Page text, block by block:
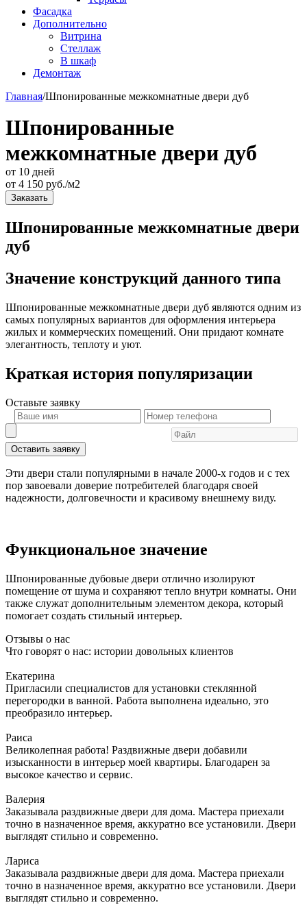
Фасадка
Дополнительно
Витрина
Стеллаж
В шкаф
Демонтаж
Главная/Шпонированные межкомнатные двери дуб
Шпонированные
межкомнатные двери дуб
от 10 дней
от 4 150 руб./м2
Заказать
Шпонированные межкомнатные двери
дуб
Значение конструкций данного типа
Шпонированные межкомнатные двери дуб являются одним из
самых популярных вариантов для оформления интерьера
жилых и коммерческих помещений. Они придают комнате
элегантность, теплоту и уют.
Краткая история популяризации
Оставьте заявку
Оставить заявку
Эти двери стали популярными в начале 2000-х годов и с тех
пор завоевали доверие потребителей благодаря своей
надежности, долговечности и красивому внешнему виду.
Функциональное значение
Шпонированные дубовые двери отлично изолируют
помещение от шума и сохраняют тепло внутри комнаты. Они
также служат дополнительным элементом декора, который
помогает создать стильный интерьер.
Отзывы о нас
Что говорят о нас: истории довольных клиентов
Екатерина
Пригласили специалистов для установки стеклянной
перегородки в ванной. Работа выполнена идеально, это
преобразило интерьер.
Раиса
Великолепная работа! Раздвижные двери добавили
изысканности в интерьер моей квартиры. Благодарен за
высокое качество и сервис.
Валерия
Заказывала раздвижные двери для дома. Мастера приехали
точно в назначенное время, аккуратно все установили. Двери
выглядят стильно и современно.
Лариса
Заказывала раздвижные двери для дома. Мастера приехали
точно в назначенное время, аккуратно все установили. Двери
выглядят стильно и современно.